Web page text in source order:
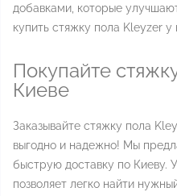
добавками, которые
купить стяжку пола Kleyzer у
Покупайте
Киеве
Заказывайте стяжку пола
выгодно и надежно! Мы
быструю доставку по Киеву.
позволяет легко найти